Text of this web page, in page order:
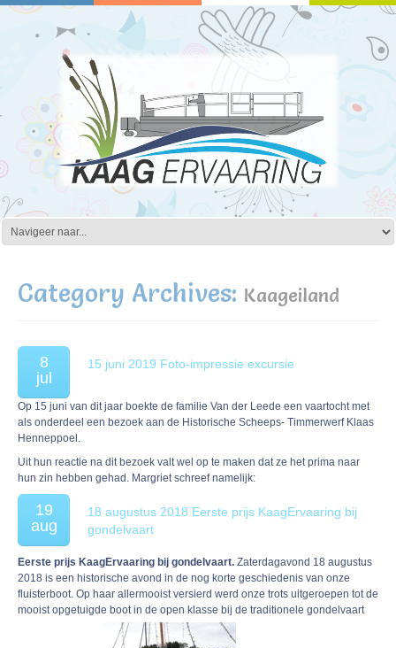
Category Archives: Kaageiland
8
jul
15 juni 2019 Foto-impressie excursie
Op 15 juni van dit jaar boekte de familie Van der Leede een vaartocht met
als onderdeel een bezoek aan de Historische Scheeps- Timmerwerf Klaas
Henneppoel.
Uit hun reactie na dit bezoek valt wel op te maken dat ze het prima naar
hun zin hebben gehad. Margriet schreef namelijk:
19
aug
18 augustus 2018 Eerste prijs KaagErvaaring bij
gondelvaart
Eerste prijs KaagErvaaring bij gondelvaart. Zaterdagavond 18 augustus
2018 is een historische avond in de nog korte geschiedenis van onze
fluisterboot. Op haar allermooist versierd werd onze trots uitgeroepen tot de
mooist opgetuigde boot in de open klasse bij de traditionele gondelvaart